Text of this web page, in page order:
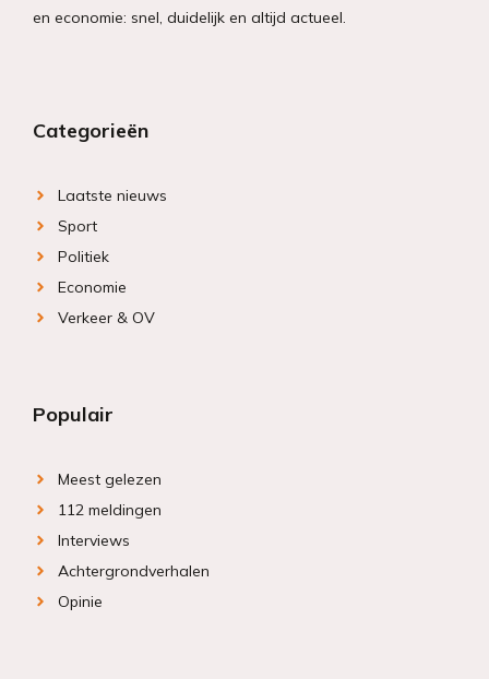
en economie: snel, duidelijk en altijd actueel.
Categorieën
Laatste nieuws
Sport
Politiek
Economie
Verkeer & OV
Populair
Meest gelezen
112 meldingen
Interviews
Achtergrondverhalen
Opinie